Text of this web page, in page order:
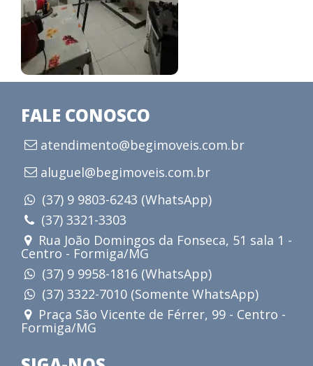
FALE CONOSCO
atendimento@begimoveis.com.br
aluguel@begimoveis.com.br
(37) 9 9803-6243 (WhatsApp)
(37) 3321-3303
Rua João Domingos da Fonseca, 51 sala 1 -
Centro - Formiga/MG
(37) 9 9958-1816 (WhatsApp)
(37) 3322-7010 (Somente WhatsApp)
Praça São Vicente de Férrer, 99 - Centro -
Formiga/MG